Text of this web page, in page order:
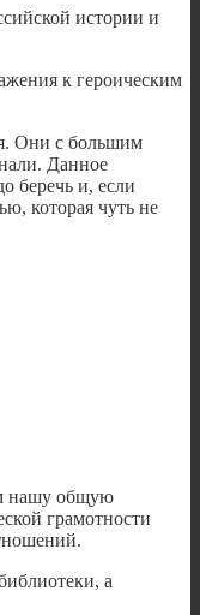
истории и
к героическим
Они с большим
Данное
беречь и, если
которая чуть не
нашу общую
грамотности
а